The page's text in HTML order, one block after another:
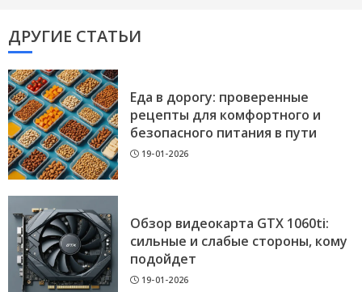
ДРУГИЕ СТАТЬИ
Еда в дорогу: проверенные
рецепты для комфортного и
безопасного питания в пути
19-01-2026
Обзор видеокарта GTX 1060ti:
сильные и слабые стороны, кому
подойдет
19-01-2026